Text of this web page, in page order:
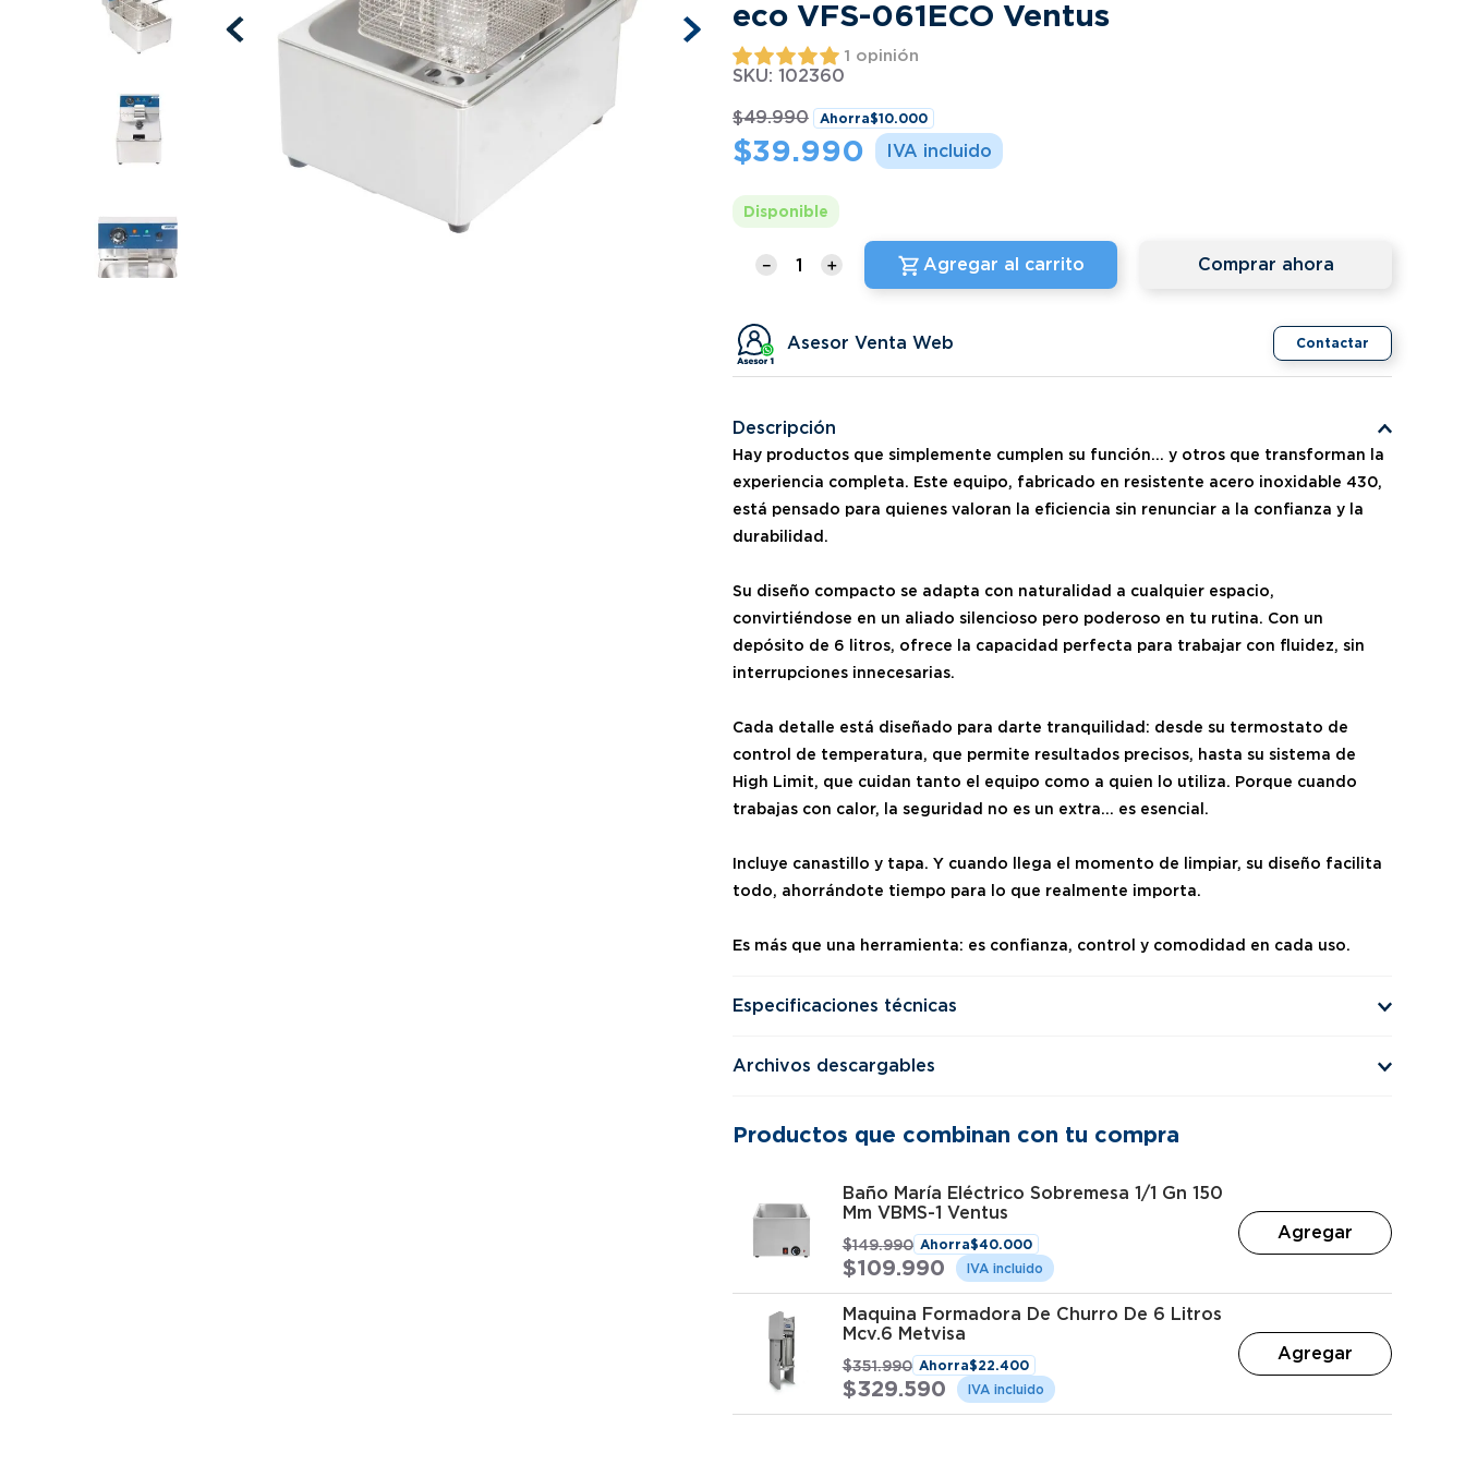
eco VFS-061ECO Ventus
1 opinión
SKU: 102360
$49.990 Ahorra$10.000
$39.990
Disponible
＋
－ Agregar al carrito Comprar ahora
Asesor Venta Web Contactar
Descripción
Hay productos que simplemente cumplen su función… y otros que transforman la
experiencia completa. Este equipo, fabricado en resistente acero inoxidable 430,
está pensado para quienes valoran la eficiencia sin renunciar a la confianza y la
durabilidad.
Su diseño compacto se adapta con naturalidad a cualquier espacio,
convirtiéndose en un aliado silencioso pero poderoso en tu rutina. Con un
depósito de 6 litros, ofrece la capacidad perfecta para trabajar con fluidez, sin
interrupciones innecesarias.
Cada detalle está diseñado para darte tranquilidad: desde su termostato de
control de temperatura, que permite resultados precisos, hasta su sistema de
High Limit, que cuidan tanto el equipo como a quien lo utiliza. Porque cuando
trabajas con calor, la seguridad no es un extra… es esencial.
Incluye canastillo y tapa. Y cuando llega el momento de limpiar, su diseño facilita
todo, ahorrándote tiempo para lo que realmente importa.
Es más que una herramienta: es confianza, control y comodidad en cada uso.
Especificaciones técnicas
Archivos descargables
Productos que combinan con tu compra
Baño María Eléctrico Sobremesa 1/1 Gn 150
Mm VBMS-1 Ventus
$149.990 Ahorra$40.000
$109.990
Agregar
Maquina Formadora De Churro De 6 Litros
Mcv.6 Metvisa
$351.990 Ahorra$22.400
$329.590
Agregar